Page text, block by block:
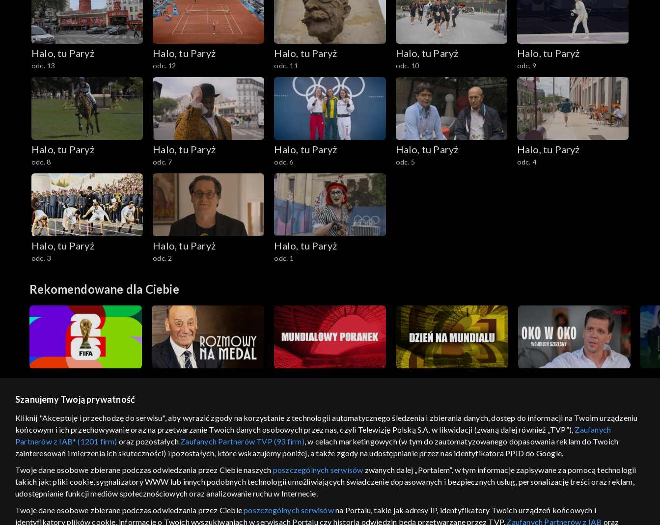
Halo, tu Paryż
odc. 13
Halo, tu Paryż
odc. 12
Halo, tu Paryż
odc. 11
Halo, tu Paryż
odc. 10
Halo, tu Paryż
odc. 9
Halo, tu Paryż
odc. 8
Halo, tu Paryż
odc. 7
Halo, tu Paryż
odc. 6
Halo, tu Paryż
odc. 5
Halo, tu Paryż
odc. 4
Halo, tu Paryż
odc. 3
Halo, tu Paryż
odc. 2
Halo, tu Paryż
odc. 1
Rekomendowane dla Ciebie
GEOLOKALIZACJA
ŁĄCZYSZ SIĘ SPOZA POLSKI
Kraj, z którego się łączysz, to Stany Zjednoczone ,
w związku z czym część tytułów na platformie TVP
materiały możesz obejrzeć.
regulamin serwisu cennik polityka prywatności moje zgody pomoc kontakt voucher dostępność informacje o dostawcy usług
Szanujemy Twoją prywatność
Kliknij "Akceptuję i przechodzę do serwisu", aby wyrazić zgody na korzystanie z technologii automatycznego śledzenia i zbierania danych, dostęp do informacji na Twoim urządzeniu
końcowym i ich przechowywanie oraz na przetwarzanie Twoich danych osobowych przez nas, czyli Telewizję Polską S.A. w likwidacji (zwaną dalej również „TVP”), Zaufanych
Partnerów z IAB* (1201 firm) oraz pozostałych Zaufanych Partnerów TVP (93 firm), w celach marketingowych (w tym do zautomatyzowanego dopasowania reklam do Twoich
zainteresowań i mierzenia ich skuteczności) i pozostałych, które wskazujemy poniżej, a także zgody na udostępnianie przez nas identyfikatora PPID do Google.
Twoje dane osobowe zbierane podczas odwiedzania przez Ciebie naszych poszczególnych serwisów zwanych dalej „Portalem”, w tym informacje zapisywane za pomocą technologii
takich jak: pliki cookie, sygnalizatory WWW lub innych podobnych technologii umożliwiających świadczenie dopasowanych i bezpiecznych usług, personalizację treści oraz reklam,
udostępnianie funkcji mediów społecznościowych oraz analizowanie ruchu w Internecie.
Twoje dane osobowe zbierane podczas odwiedzania przez Ciebieposzczególnych serwisówna Portalu, takie jak adresy IP, identyfikatory Twoich urządzeń końcowych i
identyfikatory plików cookie, informacje o Twoich wyszukiwaniach w serwisach Portalu czy historia odwiedzin będą przetwarzane przez TVP, Zaufanych Partnerów z IAB oraz